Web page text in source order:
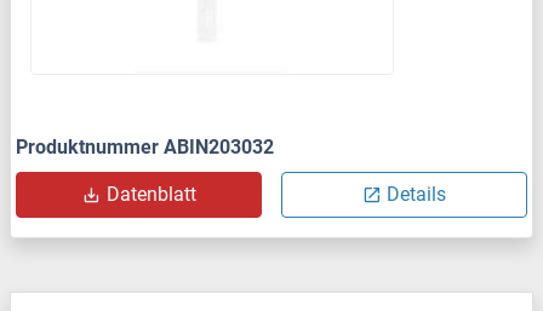
Produktnummer ABIN203032
Datenblatt Details